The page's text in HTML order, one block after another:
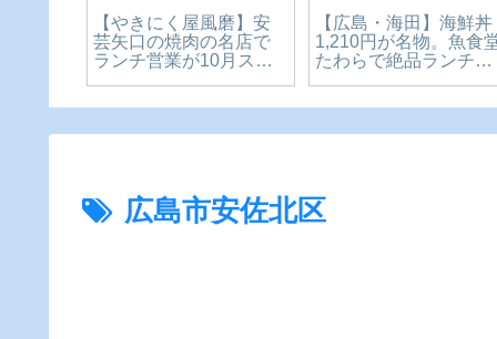
【やきにく屋風磨】安
芸矢口の焼肉の名店で
ランチ営業が10月スタ
【広島・海田】海鮮丼
1,210円が名物。魚食
たわらで絶品ランチを
広島市安佐北区